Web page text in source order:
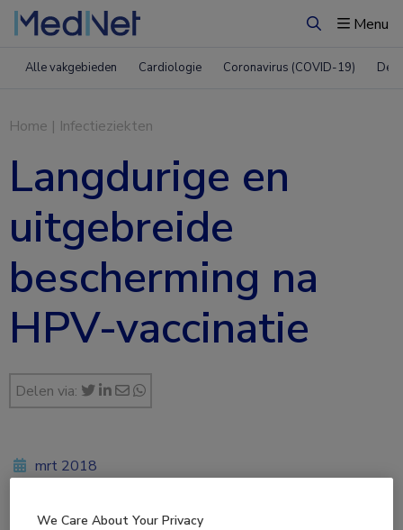
ZoekenMenu
Alle vakgebieden Cardiologie Coronavirus (COVID-19)
Home | Infectieziekten
Langdurige en
uitgebreide
bescherming na
HPV-vaccinatie
Delen via:
mrt 2018
We Care About Your Privacy